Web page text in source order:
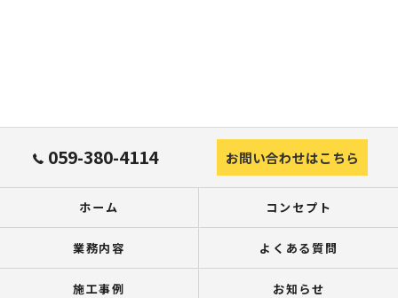
059-380-4114 お問い合わせはこちら
ホーム コンセプト
業務内容 よくある質問
施工事例 お知らせ